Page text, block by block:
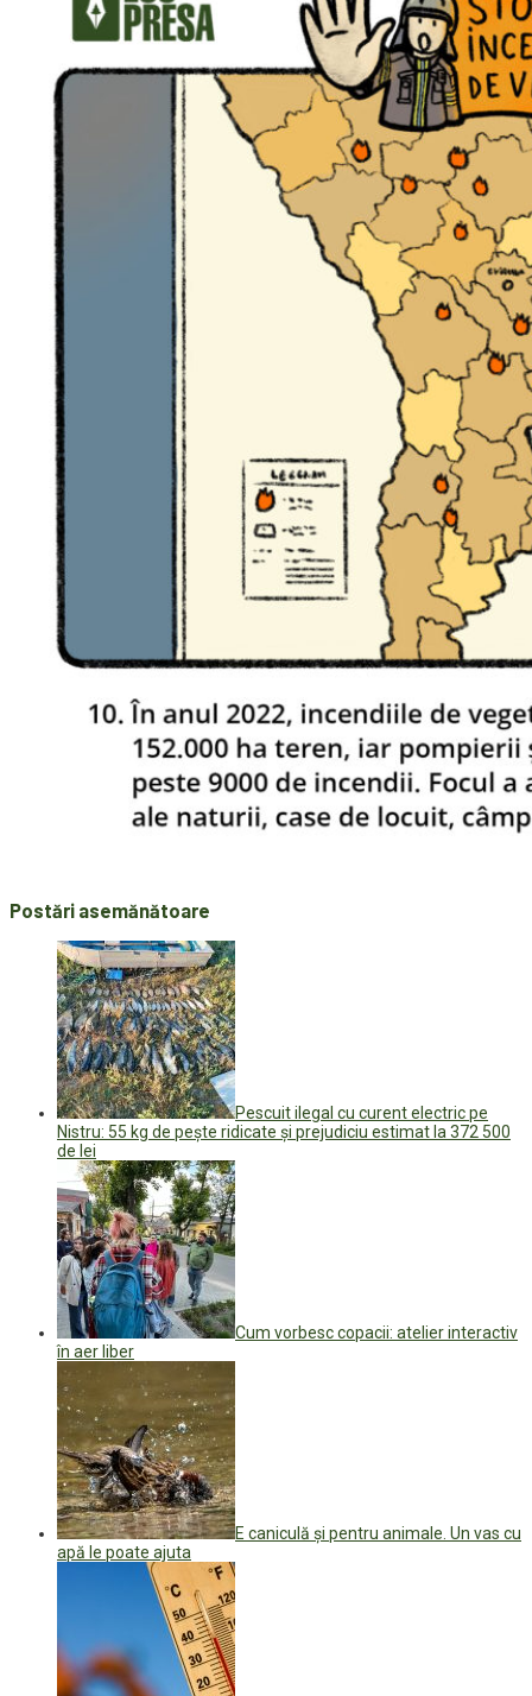
Postări asemănătoare
Pescuit ilegal cu curent electric pe
Nistru: 55 kg de pește ridicate și prejudiciu estimat la 372 500
de lei
Cum vorbesc copacii: atelier interactiv
în aer liber
E caniculă și pentru animale. Un vas cu
apă le poate ajuta